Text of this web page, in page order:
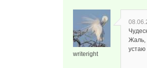
writeright
Жаль,
устаю